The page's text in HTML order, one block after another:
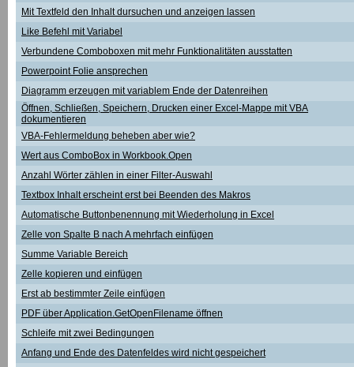
Mit Textfeld den Inhalt dursuchen und anzeigen lassen
Like Befehl mit Variabel
Verbundene Comboboxen mit mehr Funktionalitäten ausstatten
Powerpoint Folie ansprechen
Diagramm erzeugen mit variablem Ende der Datenreihen
Öffnen, Schließen, Speichern, Drucken einer Excel-Mappe mit VBA
dokumentieren
VBA-Fehlermeldung beheben aber wie?
Wert aus ComboBox in Workbook.Open
Anzahl Wörter zählen in einer Filter-Auswahl
Textbox Inhalt erscheint erst bei Beenden des Makros
Automatische Buttonbenennung mit Wiederholung in Excel
Zelle von Spalte B nach A mehrfach einfügen
Summe Variable Bereich
Zelle kopieren und einfügen
Erst ab bestimmter Zeile einfügen
PDF über Application.GetOpenFilename öffnen
Schleife mit zwei Bedingungen
Anfang und Ende des Datenfeldes wird nicht gespeichert